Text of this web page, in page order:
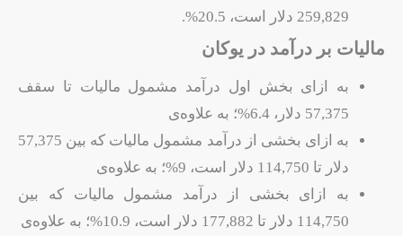
259,829 دلار است، 20.5%.
مالیات بر درآمد در یوکان
به ازای بخش اول درآمد مشمول مالیات تا سقف
57,375 دلار، 6.4%؛ به علاوه‌ی
به ازای بخشی از درآمد مشمول مالیات که بین 57,375
دلار تا 114,750 دلار است، 9%؛ به علاوه‌ی
به ازای بخشی از درآمد مشمول مالیات که بین
114,750 دلار تا 177,882 دلار است، 10.9%؛ به علاوه‌ی